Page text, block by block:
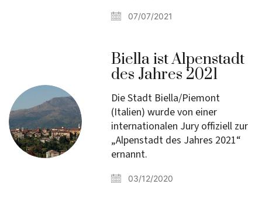
07/07/2021
Biella ist Alpenstadt
des Jahres 2021
Die Stadt Biella/Piemont
(Italien) wurde von einer
internationalen Jury offiziell zur
„Alpenstadt des Jahres 2021“
ernannt.
03/12/2020